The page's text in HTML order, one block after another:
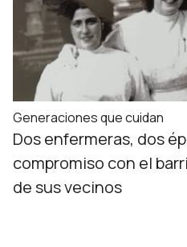
Generaciones que cuidan
Dos enfermeras, dos
compromiso con el
de sus vecinos